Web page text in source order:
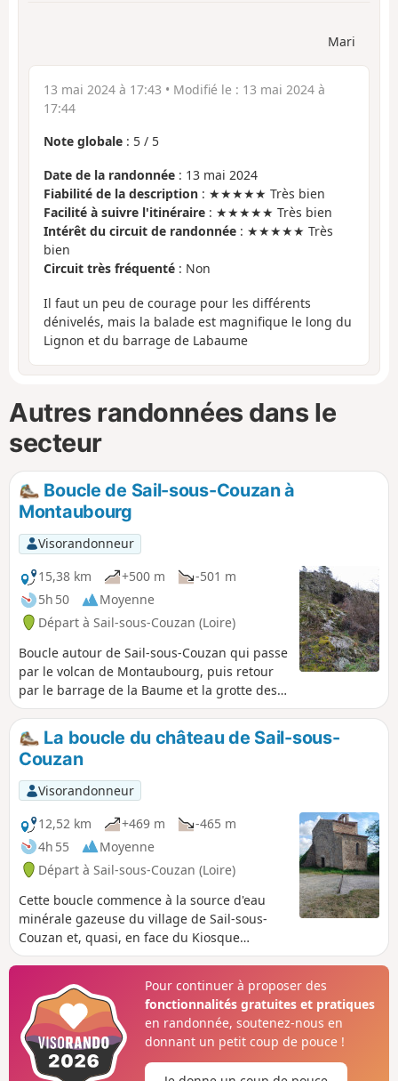
Mari
13 mai 2024 à 17:43 • Modifié le : 13 mai 2024 à
17:44
Note globale : 5 / 5
Date de la randonnée : 13 mai 2024
Fiabilité de la description : ★★★★★ Très bien
Facilité à suivre l'itinéraire : ★★★★★ Très bien
Intérêt du circuit de randonnée : ★★★★★ Très
bien
Circuit très fréquenté : Non
Il faut un peu de courage pour les différents
dénivelés, mais la balade est magnifique le long du
Lignon et du barrage de Labaume
Autres randonnées dans le
secteur
Boucle de Sail-sous-Couzan à
Montaubourg
Visorandonneur
15,38 km
+500 m
-501 m
5h 50
Moyenne
Départ à Sail-sous-Couzan (Loire)
Boucle autour de Sail-sous-Couzan qui passe
par le volcan de Montaubourg, puis retour
par le barrage de la Baume et la grotte des
Fées avec, sur le parcours, de très belle vues
sur le Château de Sail.
La boucle du château de Sail-sous-
Couzan
Visorandonneur
12,52 km
+469 m
-465 m
4h 55
Moyenne
Départ à Sail-sous-Couzan (Loire)
Cette boucle commence à la source d'eau
minérale gazeuse du village de Sail-sous-
Couzan et, quasi, en face du Kiosque
"Fontfort", son ancien emplacement.
amène jusqu'au château-fort, ainsi qu'à la
Chapelle Notre-Dame de Couzan.
Pour continuer à proposer des
fonctionnalités gratuites et pratiques
en randonnée, soutenez-nous en
donnant un petit coup de pouce !